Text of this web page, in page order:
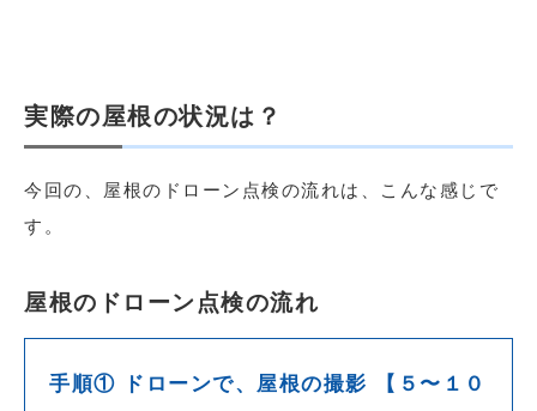
実際の屋根の状況は？
今回の、屋根のドローン点検の流れは、こんな感じで
す。
屋根のドローン点検の流れ
手順① ドローンで、屋根の撮影 【５〜１０